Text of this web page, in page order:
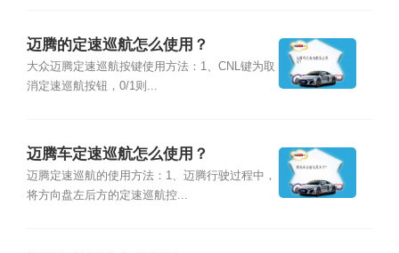
迈腾的定速巡航怎么使用？
大众迈腾定速巡航按键使用方法：1、CNL键为取
消定速巡航按钮，0/1则...
迈腾车定速巡航怎么使用？
迈腾定速巡航的使用方法：1、迈腾行驶过程中，
将方向盘左后方的定速巡航控...